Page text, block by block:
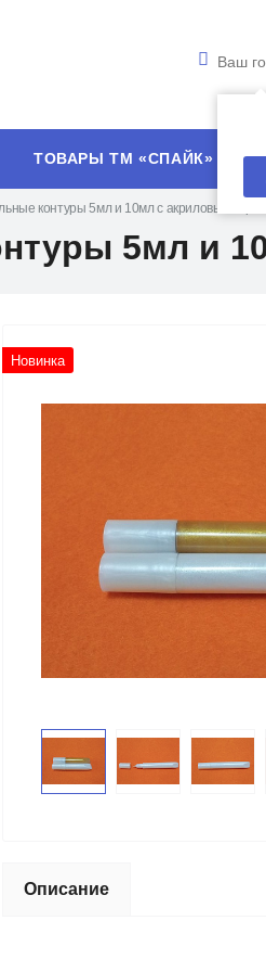
Ваш
ТОВАРЫ ТМ «СПАЙК»
контуры 5мл и 10мл с акриловыми
5мл и
Новинка
Описание